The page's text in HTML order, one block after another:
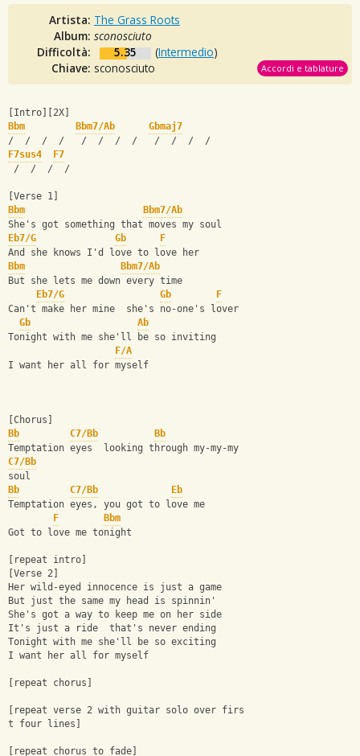
Artista: The Grass Roots
Album: sconosciuto
Difficoltà:
5.35 (Intermedio)
Chiave: sconosciuto Accordi e tablature
[Intro][2X]
Bbm
Bbm7/Ab
Gbmaj7
/  /  /  /   /  /  /  /   /  /  /  /
F7sus4
F7
/  /  /  /
[Verse 1]
Bbm
Bbm7/Ab
She's got something that moves my soul
Eb7/G
Gb
F
And she knows I'd love to love her
Bbm
Bbm7/Ab
But she lets me down every time
Eb7/G
Gb
F
Can't make her mine  she's no-one's lover
Gb
Ab
Tonight with me she'll be so inviting
F/A
I want her all for myself
[Chorus]
Bb
C7/Bb
Bb
Temptation eyes  looking through my-my-my
C7/Bb
soul
Bb
C7/Bb
Eb
Temptation eyes, you got to love me
F
Bbm
Got to love me tonight
[repeat intro]
[Verse 2]
Her wild-eyed innocence is just a game
But just the same my head is spinnin'
She's got a way to keep me on her side
It's just a ride  that's never ending
Tonight with me she'll be so exciting
I want her all for myself
[repeat chorus]
[repeat verse 2 with guitar solo over firs
t four lines]
[repeat chorus to fade]